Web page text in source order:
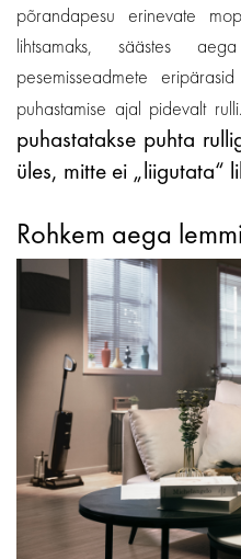
põrandapesu erinevate
lihtsamaks, säästes
pesemisseadmete
puhastamise ajal pidevalt rulli.
puhastatakse puhta
üles, mitte ei „liigutata“
Rohkem aega